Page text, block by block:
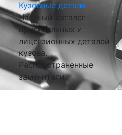
Кузовные детали
Частный каталог
оригинальных и
лицензионных деталей
кузова.
Распространенные
заменители.